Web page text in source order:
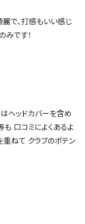
で、打感もいい感じ
みです！
ヘッドカバーを含め
口コミによくあるよ
重ねて クラブのポテン